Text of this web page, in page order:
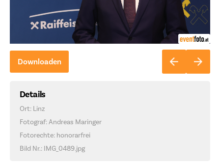
Downloaden
Details
Ort: Linz
Fotograf: Andreas Maringer
Fotorechte: honorarfrei
Bild Nr.: IMG_0489.jpg